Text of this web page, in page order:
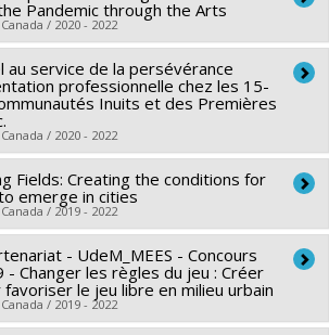
Canada
:PV153480-Subventions de
Frohlich,Nancy Beauregard
Sarah Fraser
:CRSH/Conseil de recherches en
Canada
:PV152160-Subvention
Pandemic through the Arts
/ 2020 - 2022
Katherine Frohlich,Sarah Fraser
Archambault,Nancy Beauregard
:CRSH/Conseil de recherches en
Canada
:PVXXXXXX-Subvention
- COVID19 Initiative spéciale
service de la persévérance
professionnelle chez les 15-
Inuits et des Premières
/ 2020 - 2022
: Sarah Fraser
Archambault,
Beauregard,Véronique Dupéré,
:Université de Montréal
:PVXXXXXX-FEI sans restriction
Fields: Creating the conditions for
emerge in cities
/ 2019 - 2022
:IRSC/Instituts de recherche en
:PVXX5647-(MOP) Subvention
- UdeM_MEES - Concours
Changer les règles du jeu : Créer
le jeu libre en milieu urbain
/ 2019 - 2022